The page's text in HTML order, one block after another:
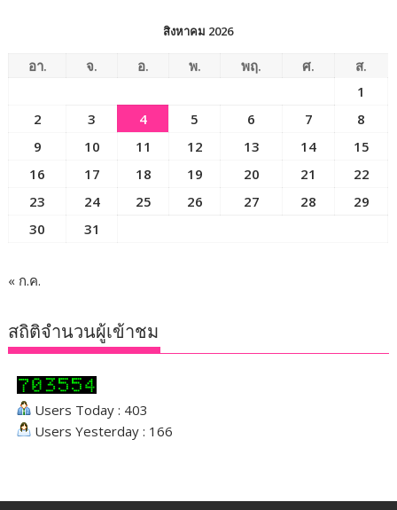
สิงหาคม 2026
อา. จ. อ. พ. พฤ. ศ.
ส.
1
2
3 4 5 6 7
8
9
10 11 12 13 14
15
16
17 18 19 20 21
22
23
24 25 26 27 28
29
30
31
« ก.ค.
สถิติจำนวนผู้เข้าชม
Users Today : 403
Users Yesterday : 166